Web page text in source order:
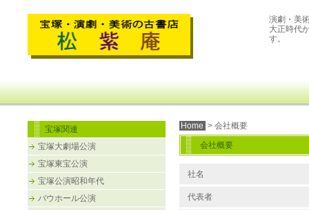
演劇・美
大正時代
す。
Home > 会社概要
会社概要
社名
代表者
宝塚関連
宝塚大劇場公演
宝塚東宝公演
宝塚公演昭和年代
バウホール公演